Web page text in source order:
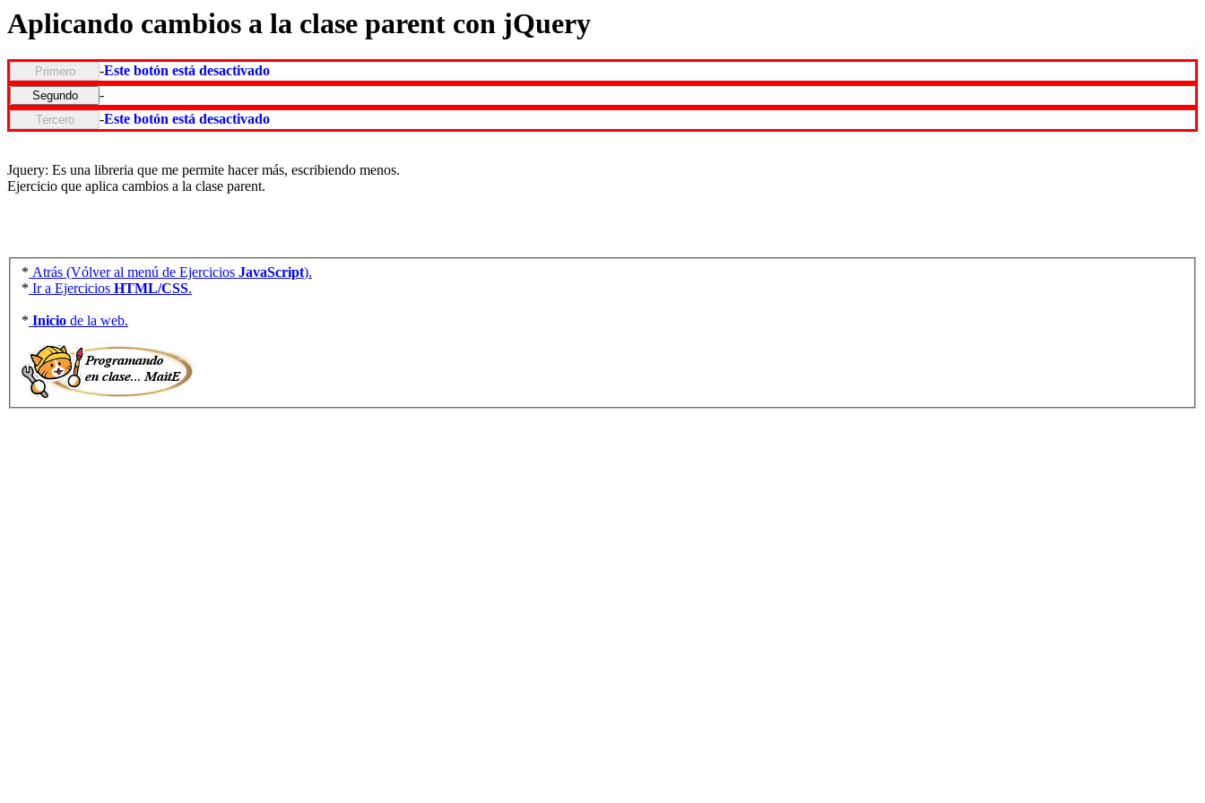
Aplicando cambios a la clase parent con jQuery
Primero -Este botón está desactivado
Segundo -
Tercero -Este botón está desactivado
Jquery: Es una libreria que me permite hacer más, escribiendo menos.
Ejercicio que aplica cambios a la clase parent.
* Atrás (Vólver al menú de Ejercicios JavaScript).
* Ir a Ejercicios HTML/CSS.
* Inicio de la web.